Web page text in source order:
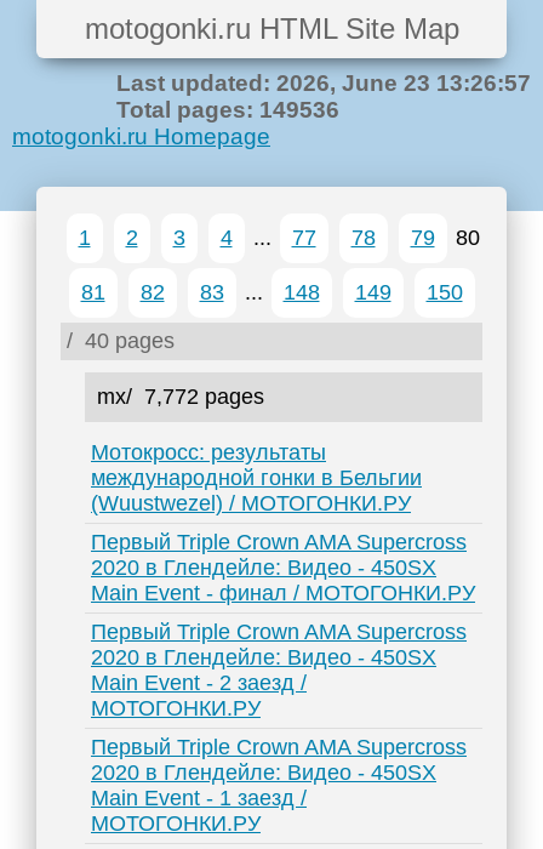
motogonki.ru HTML Site Map
Last updated: 2026, June 23 13:26:57
Total pages: 149536
motogonki.ru Homepage
1 2 3 4 ... 77 78 79 80
81 82 83 ... 148 149
150
/ 40 pages
mx/ 7,772 pages
Мотокросс: результаты
международной гонки в Бельгии
(Wuustwezel) / МОТОГОНКИ.РУ
Первый Triple Crown AMA Supercross
2020 в Глендейле: Видео - 450SX
Main Event - финал / МОТОГОНКИ.РУ
Первый Triple Crown AMA Supercross
2020 в Глендейле: Видео - 450SX
Main Event - 2 заезд /
МОТОГОНКИ.РУ
Первый Triple Crown AMA Supercross
2020 в Глендейле: Видео - 450SX
Main Event - 1 заезд /
МОТОГОНКИ.РУ